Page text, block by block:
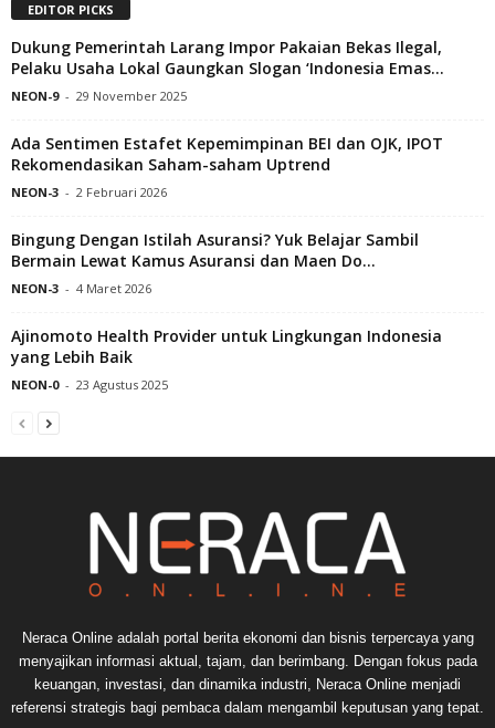
EDITOR PICKS
Dukung Pemerintah Larang Impor Pakaian Bekas Ilegal,
Pelaku Usaha Lokal Gaungkan Slogan ‘Indonesia Emas...
NEON-9 - 29 November 2025
Ada Sentimen Estafet Kepemimpinan BEI dan OJK, IPOT
Rekomendasikan Saham-saham Uptrend
NEON-3 - 2 Februari 2026
Bingung Dengan Istilah Asuransi? Yuk Belajar Sambil
Bermain Lewat Kamus Asuransi dan Maen Do...
NEON-3 - 4 Maret 2026
Ajinomoto Health Provider untuk Lingkungan Indonesia
yang Lebih Baik
NEON-0 - 23 Agustus 2025
Neraca Online adalah portal berita ekonomi dan bisnis terpercaya yang
menyajikan informasi aktual, tajam, dan berimbang. Dengan fokus pada
keuangan, investasi, dan dinamika industri, Neraca Online menjadi
referensi strategis bagi pembaca dalam mengambil keputusan yang tepat.